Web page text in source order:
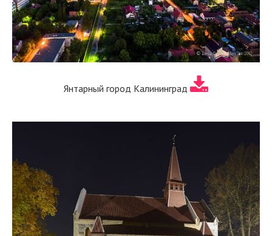
Янтарный город Калининград